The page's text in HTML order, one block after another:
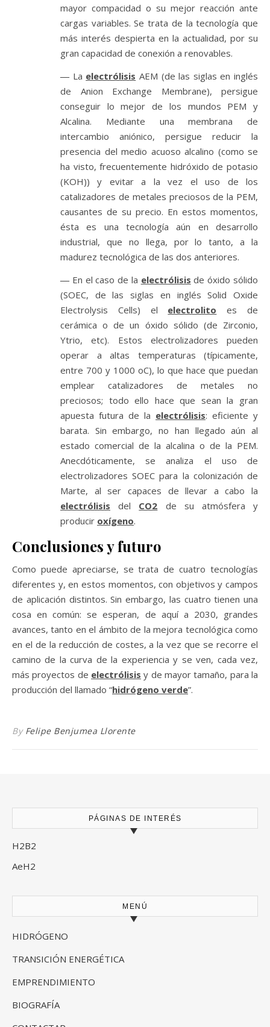
mayor compacidad o su mejor reacción ante
cargas variables. Se trata de la tecnología que
más interés despierta en la actualidad, por su
gran capacidad de conexión a renovables.
― La electrólisis AEM (de las siglas en inglés
de Anion Exchange Membrane), persigue
conseguir lo mejor de los mundos PEM y
Alcalina. Mediante una membrana de
intercambio aniónico, persigue reducir la
presencia del medio acuoso alcalino (como se
ha visto, frecuentemente hidróxido de potasio
(KOH)) y evitar a la vez el uso de los
catalizadores de metales preciosos de la PEM,
causantes de su precio. En estos momentos,
ésta es una tecnología aún en desarrollo
industrial, que no llega, por lo tanto, a la
madurez tecnológica de las dos anteriores.
― En el caso de la electrólisis de óxido sólido
(SOEC, de las siglas en inglés Solid Oxide
Electrolysis Cells) el electrolito es de
cerámica o de un óxido sólido (de Zirconio,
Ytrio, etc). Estos electrolizadores pueden
operar a altas temperaturas (típicamente,
entre 700 y 1000 oC), lo que hace que puedan
emplear catalizadores de metales no
preciosos; todo ello hace que sean la gran
apuesta futura de la electrólisis: eficiente y
barata. Sin embargo, no han llegado aún al
estado comercial de la alcalina o de la PEM.
Anecdóticamente, se analiza el uso de
electrolizadores SOEC para la colonización de
Marte, al ser capaces de llevar a cabo la
electrólisis del CO2 de su atmósfera y
producir oxígeno.
Conclusiones y futuro
Como puede apreciarse, se trata de cuatro tecnologías
diferentes y, en estos momentos, con objetivos y campos
de aplicación distintos. Sin embargo, las cuatro tienen una
cosa en común: se esperan, de aquí a 2030, grandes
avances, tanto en el ámbito de la mejora tecnológica como
en el de la reducción de costes, a la vez que se recorre el
camino de la curva de la experiencia y se ven, cada vez,
más proyectos de electrólisis y de mayor tamaño, para la
producción del llamado “hidrógeno verde”.
By Felipe Benjumea Llorente
PÁGINAS DE INTERÉS
H2B2
AeH2
MENÚ
HIDRÓGENO
TRANSICIÓN ENERGÉTICA
EMPRENDIMIENTO
BIOGRAFÍA